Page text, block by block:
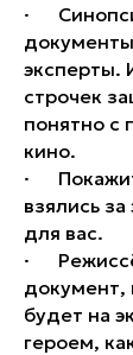
·
эксперты.
строчек
понятно с
кино.
·
взялись
для вас.
·
документ,
будет на
героем,